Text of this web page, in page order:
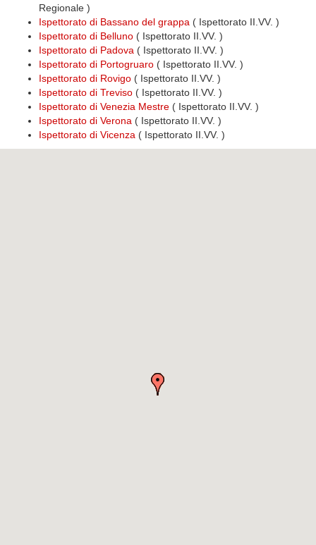
Regionale )
Ispettorato di Bassano del grappa ( Ispettorato II.VV. )
Ispettorato di Belluno ( Ispettorato II.VV. )
Ispettorato di Padova ( Ispettorato II.VV. )
Ispettorato di Portogruaro ( Ispettorato II.VV. )
Ispettorato di Rovigo ( Ispettorato II.VV. )
Ispettorato di Treviso ( Ispettorato II.VV. )
Ispettorato di Venezia Mestre ( Ispettorato II.VV. )
Ispettorato di Verona ( Ispettorato II.VV. )
Ispettorato di Vicenza ( Ispettorato II.VV. )